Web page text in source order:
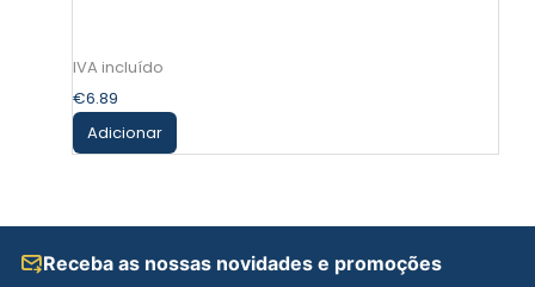
€6.89
Adicionar
Receba as nossas novidades e promoções